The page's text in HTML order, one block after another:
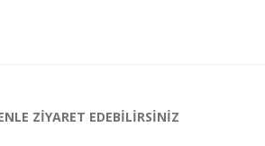
ZİYARET EDEBİLİRSİNİZ